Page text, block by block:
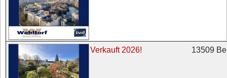
Verkauft 2026! 13509